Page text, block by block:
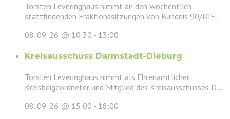
Torsten Leveringhaus nimmt an den wöchentlich
stattfindenden Fraktionssitzungen von Bündnis 90/DIE...
08. 09. 26 @ 10:30 - 13:00
Kreisausschuss Darmstadt-Dieburg
Torsten Leveringhaus nimmt als Ehrenamtlicher
Kreisbeigeordneter und Mitglied des Kreisausschusses D...
08. 09. 26 @ 15:00 - 18:00